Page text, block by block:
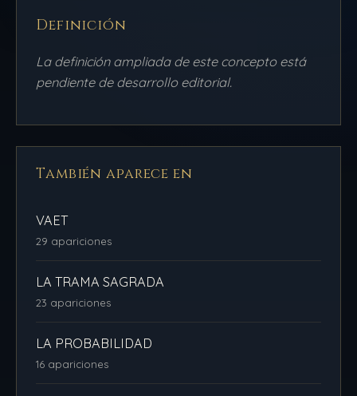
Definición
La definición ampliada de este concepto está
pendiente de desarrollo editorial.
También aparece en
VAET
29 apariciones
LA TRAMA SAGRADA
23 apariciones
LA PROBABILIDAD
16 apariciones